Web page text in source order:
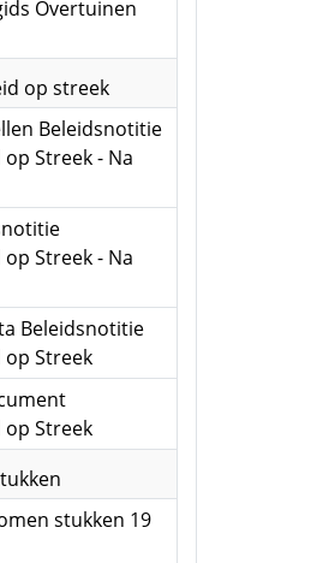
Overtuinen
op streek
Beleidsnotitie
Streek - Na
Streek - Na
Beleidsnotitie
Streek
Streek
stukken 19